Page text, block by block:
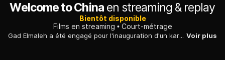
Welcome to Chinaen streaming & replay
Bientôt disponible
Films en streaming
Court-métrage
Gad Elmaleh a été engagé pour l'inauguration d'un karaoké en Chine, mais la date ne l'arrange pas. Il demande à son frère, Arié, de prendre sa place... Voir plus